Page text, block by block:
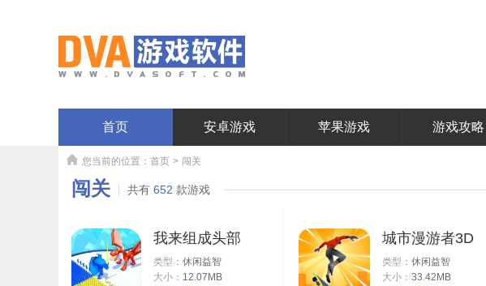
首页 安卓游戏 苹果游戏 游戏攻略
您当前的位置： 首页 > 闯关
闯关 共有 652 款游戏
我来组成头部
类型： 休闲益智
大小： 12.07MB
城市漫游者3D
类型： 休闲益智
大小： 33.42MB